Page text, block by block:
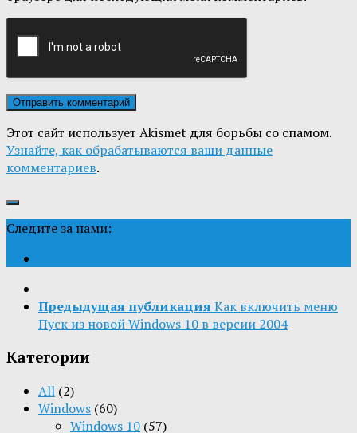
Этот сайт использует Akismet для борьбы со спамом.
Узнайте, как обрабатываются ваши данные
комментариев.
Следите за нами:
Предыдущая публикация Как включить меню
Пуск из новой Windows 10 в версии 2004
Категории
All (2)
Windows (60)
Windows 10 (57)